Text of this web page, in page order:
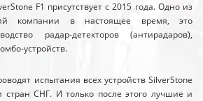
F1 присутствует с 2015 года. Одно из
компании в настоящее время, это
радар-детекторов (антирадаров),
устройств.
испытания всех устройств SilverStone
стран СНГ. И только после этого лучшие и